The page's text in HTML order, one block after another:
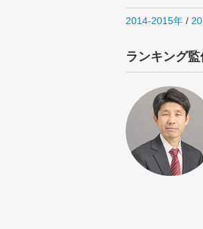
2014-2015年 /
ランキング監